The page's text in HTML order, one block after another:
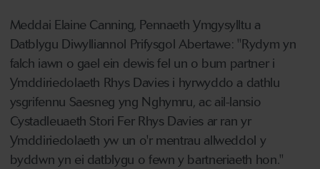
Meddai Elaine Canning, Pennaeth Ymgysylltu a
Datblygu Diwylliannol Prifysgol Abertawe: "Rydym yn
falch iawn o gael ein dewis fel un o bum partner i
Ymddiriedolaeth Rhys Davies i hyrwyddo a dathlu
ysgrifennu Saesneg yng Nghymru, ac ail-lansio
Cystadleuaeth Stori Fer Rhys Davies ar ran yr
Ymddiriedolaeth yw un o'r mentrau allweddol y
byddwn yn ei datblygu o fewn y bartneriaeth hon."